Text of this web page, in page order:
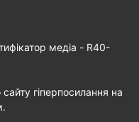
медіа - R40-
гіперпосилання на